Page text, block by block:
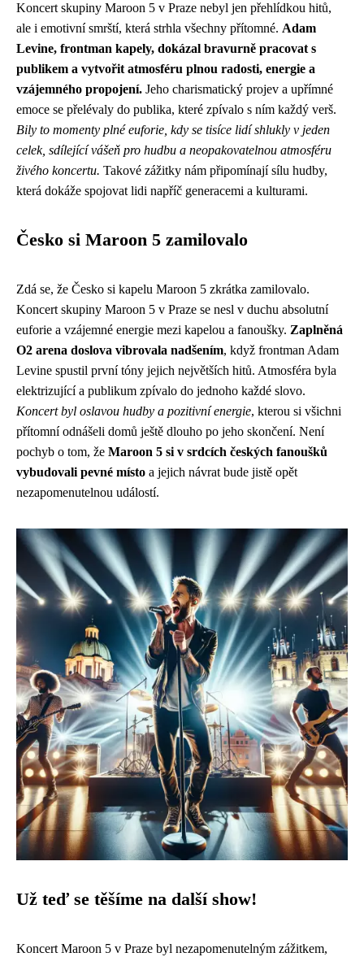
Koncert skupiny Maroon 5 v Praze nebyl jen přehlídkou hitů,
ale i emotivní smrští, která strhla všechny přítomné. Adam
Levine, frontman kapely, dokázal bravurně pracovat s
publikem a vytvořit atmosféru plnou radosti, energie a
vzájemného propojení. Jeho charismatický projev a upřímné
emoce se přelévaly do publika, které zpívalo s ním každý verš.
Bily to momenty plné euforie, kdy se tisíce lidí shlukly v jeden
celek, sdílející vášeň pro hudbu a neopakovatelnou atmosféru
živého koncertu. Takové zážitky nám připomínají sílu hudby,
která dokáže spojovat lidi napříč generacemi a kulturami.
Česko si Maroon 5 zamilovalo
Zdá se, že Česko si kapelu Maroon 5 zkrátka zamilovalo.
Koncert skupiny Maroon 5 v Praze se nesl v duchu absolutní
euforie a vzájemné energie mezi kapelou a fanoušky. Zaplněná
O2 arena doslova vibrovala nadšením, když frontman Adam
Levine spustil první tóny jejich největších hitů. Atmosféra byla
elektrizující a publikum zpívalo do jednoho každé slovo.
Koncert byl oslavou hudby a pozitivní energie, kterou si všichni
přítomní odnášeli domů ještě dlouho po jeho skončení. Není
pochyb o tom, že Maroon 5 si v srdcích českých fanoušků
vybudovali pevné místo a jejich návrat bude jistě opět
nezapomenutelnou událostí.
Už teď se těšíme na další show!
Koncert Maroon 5 v Praze byl nezapomenutelným zážitkem,